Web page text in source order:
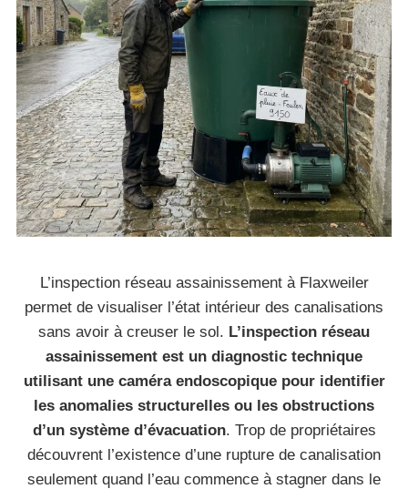
L’inspection réseau assainissement à Flaxweiler
permet de visualiser l’état intérieur des canalisations
sans avoir à creuser le sol. L’inspection réseau
assainissement est un diagnostic technique
utilisant une caméra endoscopique pour identifier
les anomalies structurelles ou les obstructions
d’un système d’évacuation. Trop de propriétaires
découvrent l’existence d’une rupture de canalisation
seulement quand l’eau commence à stagner dans le